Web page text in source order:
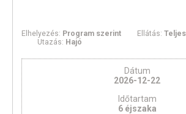
Elhelyezés: Program szerint Ellátás:
Utazás: Hajó
Dátum
2026-12-22
Időtartam
6 éjszaka